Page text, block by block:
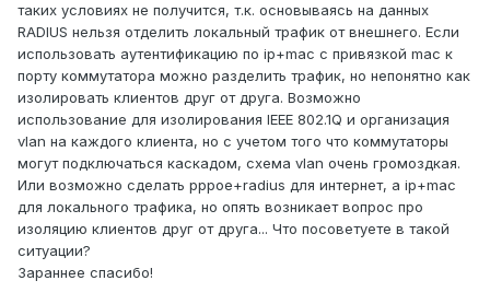
таких условиях не получится, т.к. основываясь на данных
RADIUS нельзя отделить локальный трафик от внешнего. Если
использовать аутентификацию по ip+mac с привязкой mac к
порту коммутатора можно разделить трафик, но непонятно как
изолировать клиентов друг от друга. Возможно
использование для изолирования IEEE 802.1Q и организация
vlan на каждого клиента, но с учетом того что коммутаторы
могут подключаться каскадом, схема vlan очень громоздкая.
Или возможно сделать pppoe+radius для интернет, а ip+mac
для локального трафика, но опять возникает вопрос про
изоляцию клиентов друг от друга... Что посоветуете в такой
ситуации?
Зараннее спасибо!